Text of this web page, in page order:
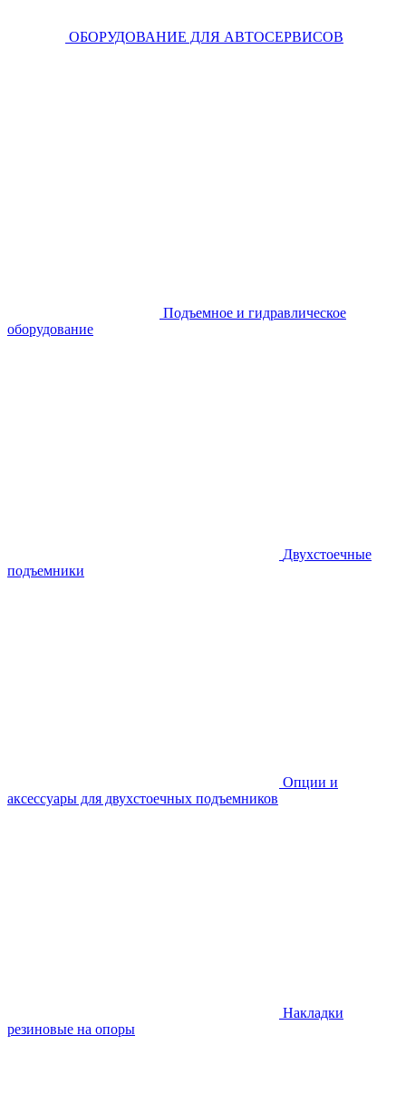
ОБОРУДОВАНИЕ ДЛЯ АВТОСЕРВИСОВ
Подъемное и гидравлическое
оборудование
Двухстоечные
подъемники
Опции и
аксессуары для двухстоечных подъемников
Накладки
резиновые на опоры